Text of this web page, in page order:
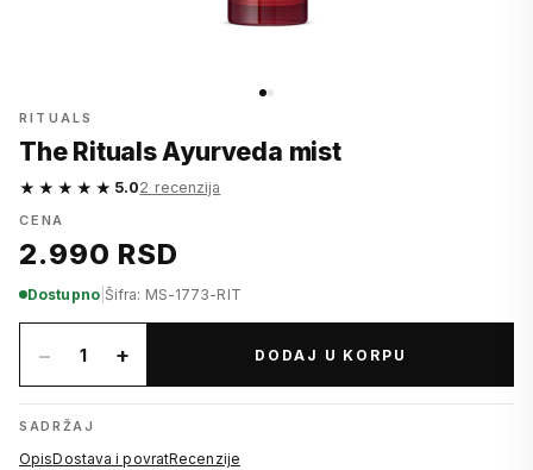
RITUALS
The Rituals Ayurveda mist
★★★★★ 5.02 recenzija
CENA
2.990 RSD
Dostupno| Šifra: MS-1773-RIT
− 1 + DODAJ U KORPU
SADRŽAJ
OpisDostava i povratRecenzije